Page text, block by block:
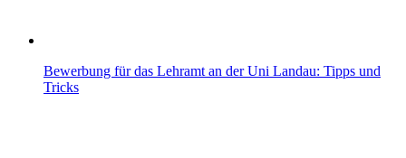
Bewerbung für das Lehramt an der Uni Landau: Tipps und
Tricks